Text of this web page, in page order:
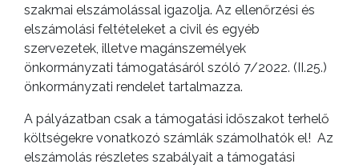
szakmai elszámolással igazolja. Az ellenőrzési és
elszámolási feltételeket a civil és egyéb
szervezetek, illetve magánszemélyek
önkormányzati támogatásáról szóló 7/2022. (II.25.)
önkormányzati rendelet tartalmazza.
A pályázatban csak a támogatási időszakot terhelő
költségekre vonatkozó számlák számolhatók el! Az
elszámolás részletes szabályait a támogatási